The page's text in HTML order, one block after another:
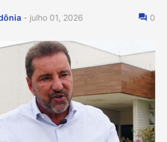
- julho 01, 2026 0